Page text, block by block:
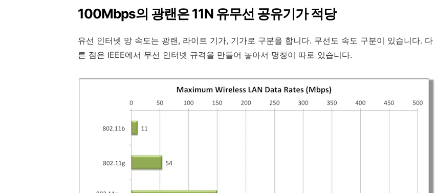
100Mbps의 광랜은 11N 유무선 공유기가 적당
유선 인터넷 망 속도는 광랜, 라이트 기가, 기가로 구분을 합니다. 무선도 속도 구분이 있습니다. 다
른 점은 IEEE에서 무선 인터넷 규격을 만들어 놓아서 명칭이 따로 있습니다.